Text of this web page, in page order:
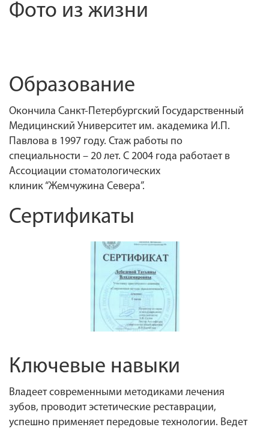
Фото из жизни
Образование
Окончила Санкт-Петербургский Государственный
Медицинский Университет им. академика И.П.
Павлова в 1997 году. Стаж работы по
специальности – 20 лет. С 2004 года работает в
Ассоциации стоматологических
клиник “Жемчужина Севера”.
Сертификаты
Ключевые навыки
Владеет современными методиками лечения
зубов, проводит эстетические реставрации,
успешно применяет передовые технологии. Ведет